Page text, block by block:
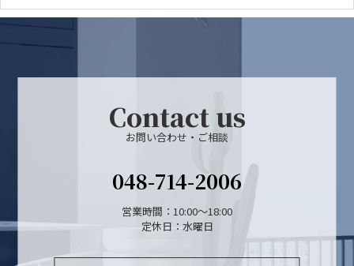
Contact us
お問い合わせ・ご相談
048-714-2006
営業時間：10:00～18:00
定休日：水曜日